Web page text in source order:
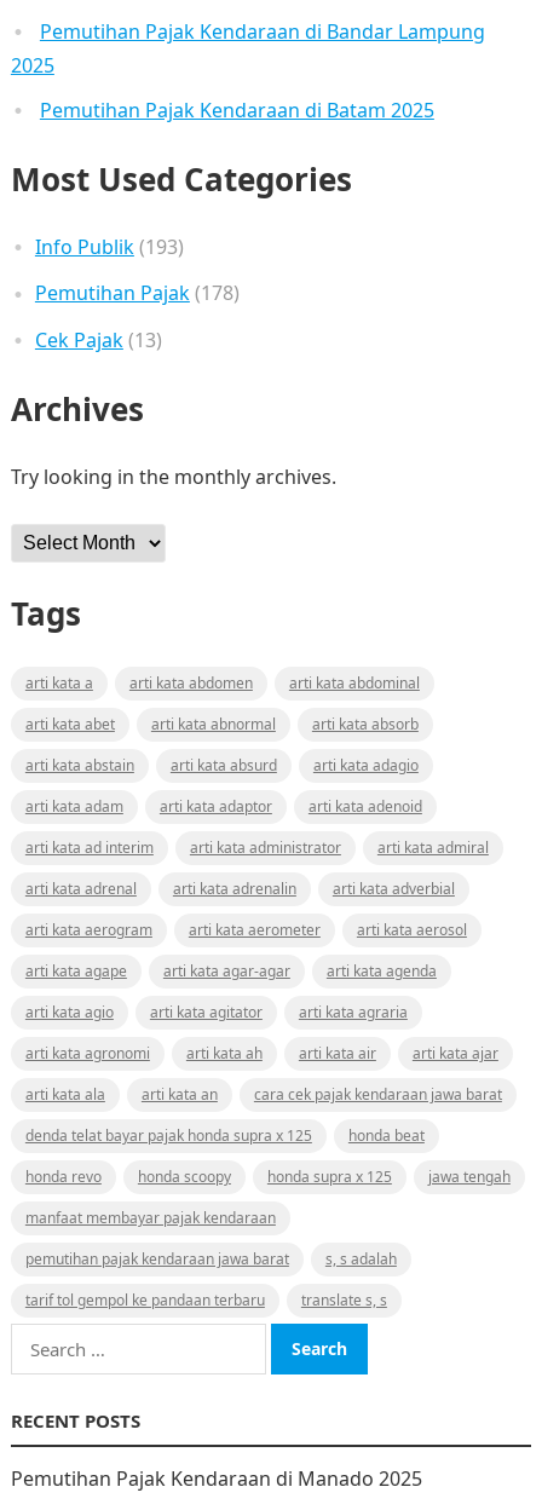
Pemutihan Pajak Kendaraan di Bandar Lampung
2025
Pemutihan Pajak Kendaraan di Batam 2025
Most Used Categories
Info Publik(193)
Pemutihan Pajak(178)
Cek Pajak(13)
Archives
Try looking in the monthly archives.
Archives
Tags
arti kata a arti kata abdomen
arti kata abdominal
arti kata abet
arti kata abnormal
arti kata absorb
arti kata abstain
arti kata absurd
arti kata adagio
arti kata adam
arti kata adaptor
arti kata adenoid
arti kata ad interim
arti kata administrator
arti kata admiral
arti kata adrenal
arti kata adrenalin
arti kata adverbial
arti kata aerogram
arti kata aerometer
arti kata aerosol
arti kata agape
arti kata agar-agar
arti kata agenda
arti kata agio
arti kata agitator
arti kata agraria
arti kata agronomi
arti kata ah arti kata air
arti kata ajar
arti kata ala
arti kata an
cara cek pajak kendaraan jawa barat
denda telat bayar pajak honda supra x 125
honda beat
honda revo
honda scoopy honda supra x 125
jawa tengah
manfaat membayar pajak kendaraan
pemutihan pajak kendaraan jawa barat
s, s adalah
tarif tol gempol ke pandaan terbaru
translate s, s
Search
for:
RECENT POSTS
Pemutihan Pajak Kendaraan di Manado 2025